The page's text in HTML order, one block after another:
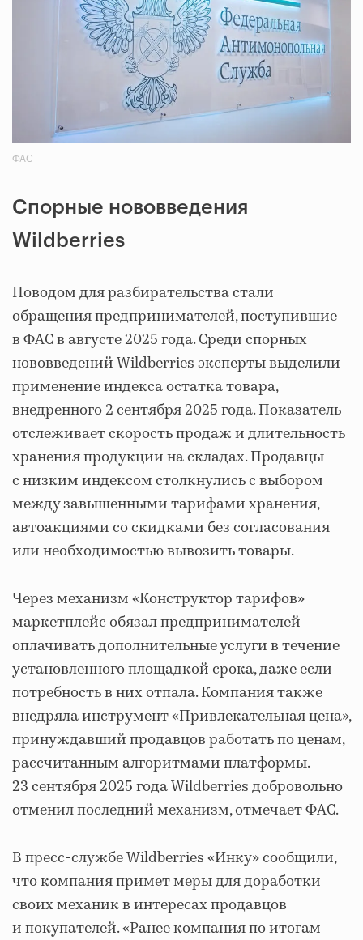
ФАС
Спорные нововведения
Wildberries
Поводом для разбирательства стали
обращения предпринимателей, поступившие
в ФАС в августе 2025 года. Среди спорных
нововведений Wildberries эксперты выделили
применение индекса остатка товара,
внедренного 2 сентября 2025 года. Показатель
отслеживает скорость продаж и длительность
хранения продукции на складах. Продавцы
с низким индексом столкнулись с выбором
между завышенными тарифами хранения,
автоакциями со скидками без согласования
или необходимостью вывозить товары.
Через механизм «Конструктор тарифов»
маркетплейс обязал предпринимателей
оплачивать дополнительные услуги в течение
установленного площадкой срока, даже если
потребность в них отпала. Компания также
внедряла инструмент «Привлекательная цена»,
принуждавший продавцов работать по ценам,
рассчитанным алгоритмами платформы.
23 сентября 2025 года Wildberries добровольно
отменил последний механизм, отмечает ФАС.
В пресс-службе Wildberries «Инку» сообщили,
что компания примет меры для доработки
своих механик в интересах продавцов
и покупателей. «Ранее компания по итогам